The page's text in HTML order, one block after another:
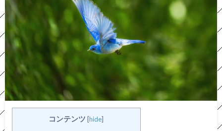
コンテンツ [hide]